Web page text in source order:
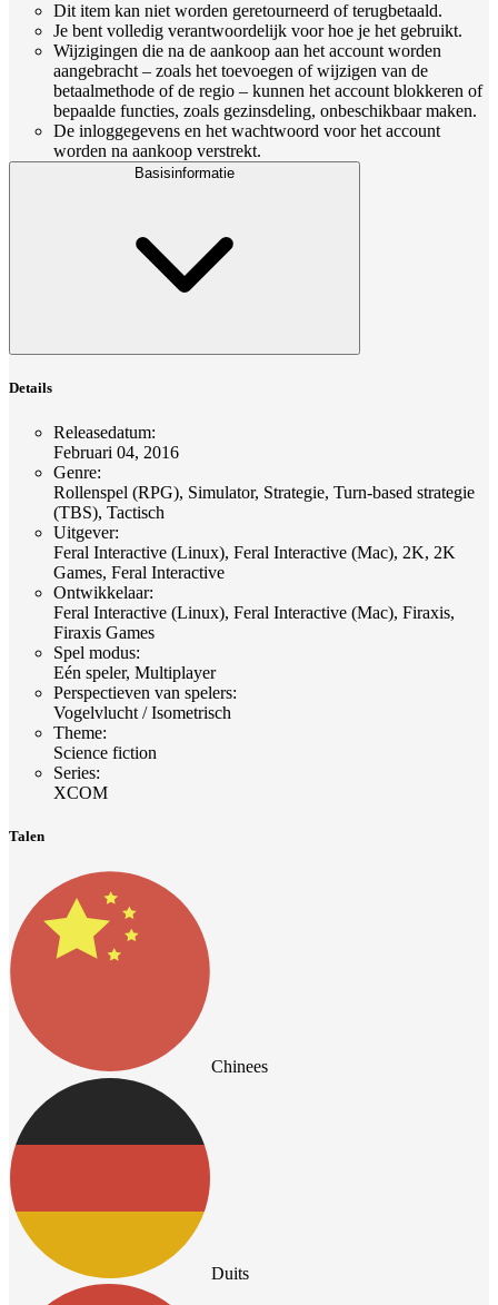
Dit item kan niet worden geretourneerd of terugbetaald.
Je bent volledig verantwoordelijk voor hoe je het gebruikt.
Wijzigingen die na de aankoop aan het account worden
aangebracht – zoals het toevoegen of wijzigen van de
betaalmethode of de regio – kunnen het account blokkeren of
bepaalde functies, zoals gezinsdeling, onbeschikbaar maken.
De inloggegevens en het wachtwoord voor het account
worden na aankoop verstrekt.
Basisinformatie
Details
Releasedatum:
Februari 04, 2016
Genre:
Rollenspel (RPG), Simulator, Strategie, Turn-based strategie
(TBS), Tactisch
Uitgever:
Feral Interactive (Linux), Feral Interactive (Mac), 2K, 2K
Games, Feral Interactive
Ontwikkelaar:
Feral Interactive (Linux), Feral Interactive (Mac), Firaxis,
Firaxis Games
Spel modus:
Eén speler, Multiplayer
Perspectieven van spelers:
Vogelvlucht / Isometrisch
Theme:
Science fiction
Series:
XCOM
Talen
Chinees
Duits